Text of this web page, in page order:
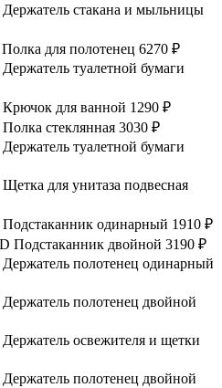
стакана и мыльницы
для полотенец 6270 ₽
туалетной бумаги
для ванной 1290 ₽
стеклянная 3030 ₽
туалетной бумаги
для унитаза подвесная
одинарный 1910 ₽
Подстаканник двойной 3190 ₽
полотенец одинарный
полотенец двойной
освежителя и щетки
полотенец двойной